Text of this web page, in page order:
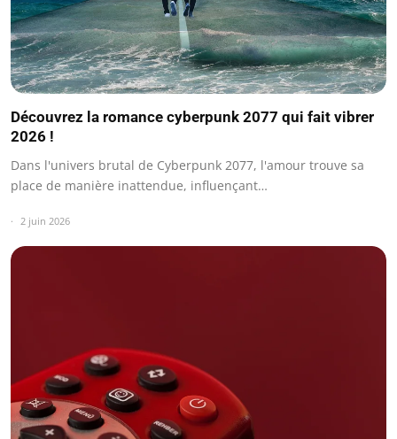
Découvrez la romance cyberpunk 2077 qui fait vibrer
2026 !
Dans l'univers brutal de Cyberpunk 2077, l'amour trouve sa
place de manière inattendue, influençant…
2 juin 2026